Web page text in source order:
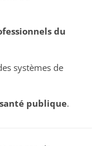
du
systèmes de
santé publique.